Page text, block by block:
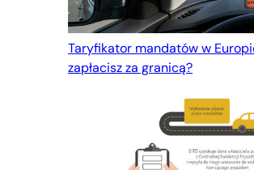
Taryfikator mandatów w
zapłacisz za granicą?